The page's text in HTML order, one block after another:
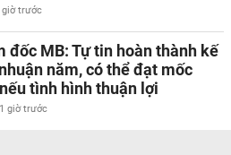
giờ trước
đốc MB: Tự tin hoàn thành kế
năm, có thể đạt mốc
tình hình thuận lợi
giờ trước